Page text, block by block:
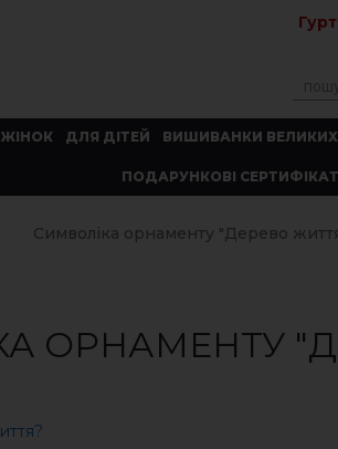
ДЛЯ ДІТЕЙ ВИШИВАНКИ ВЕЛИКИХ
ПОДАРУНКОВІ
Символіка орнаменту "Дерево
ОРНАМЕНТУ